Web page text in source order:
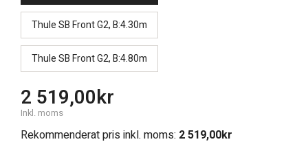
Thule SB Front G2, B:4.30m
Thule SB Front G2, B:4.80m
2 519,00kr
Inkl. moms
Rekommenderat pris inkl. moms: 2 519,00kr